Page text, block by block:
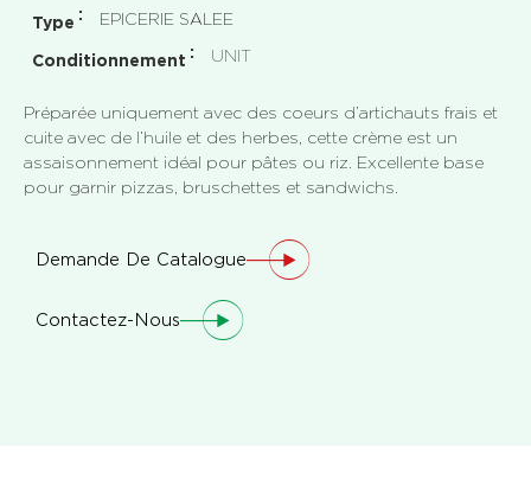
Conditionnement UNIT
Type
EPICERIE SALEE
Préparée uniquement avec des coeurs d’artichauts frais et
cuite avec de l’huile et des herbes, cette crème est un
assaisonnement idéal pour pâtes ou riz. Excellente base
pour garnir pizzas, bruschettes et sandwichs.
Demande De Catalogue
Contactez-Nous